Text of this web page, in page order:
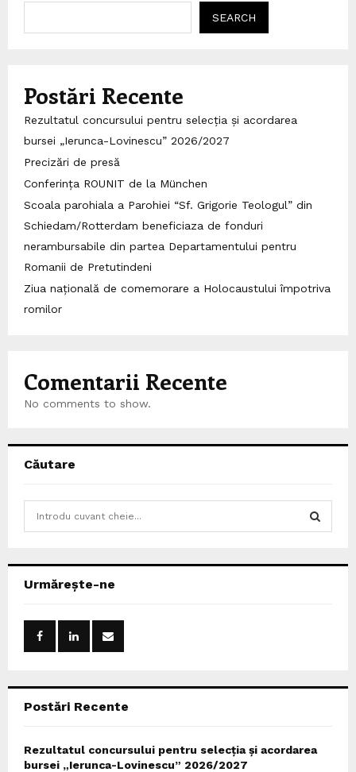
SEARCH
Postări Recente
Rezultatul concursului pentru selecția și acordarea
bursei „Ierunca-Lovinescu” 2026/2027
Precizări de presă
Conferința ROUNIT de la München
Scoala parohiala a Parohiei “Sf. Grigorie Teologul” din
Schiedam/Rotterdam beneficiaza de fonduri
nerambursabile din partea Departamentului pentru
Romanii de Pretutindeni
Ziua națională de comemorare a Holocaustului împotriva
romilor
Comentarii Recente
No comments to show.
Căutare
h
Urmărește-ne
Postări Recente
Rezultatul concursului pentru selecția și acordarea
bursei „Ierunca-Lovinescu” 2026/2027